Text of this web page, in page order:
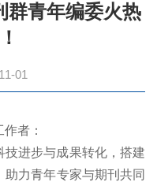
群青年编委火热
01
者：
技进步与成果转化，搭建
力青年专家与期刊共同